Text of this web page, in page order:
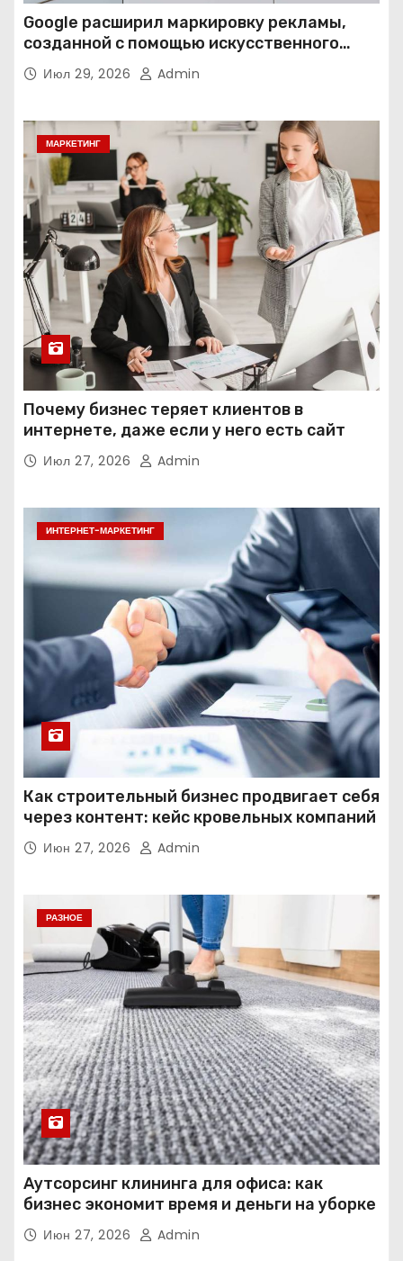
Google расширил маркировку рекламы,
созданной с помощью искусственного
интеллекта
Июл 29, 2026 Admin
МАРКЕТИНГ
Почему бизнес теряет клиентов в
интернете, даже если у него есть сайт
Июл 27, 2026 Admin
ИНТЕРНЕТ-МАРКЕТИНГ
Как строительный бизнес продвигает себя
через контент: кейс кровельных компаний
Июн 27, 2026 Admin
РАЗНОЕ
Аутсорсинг клининга для офиса: как
бизнес экономит время и деньги на уборке
Июн 27, 2026 Admin